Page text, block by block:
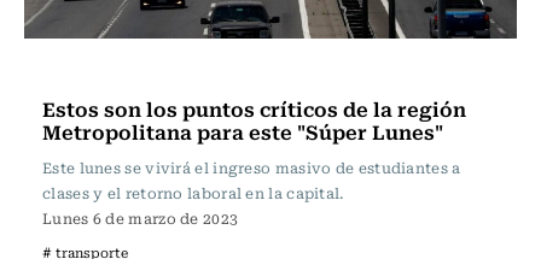
Estos son los puntos críticos de la región
Metropolitana para este "Súper Lunes"
Este lunes se vivirá el ingreso masivo de estudiantes a
clases y el retorno laboral en la capital.
Lunes 6 de marzo de 2023
# transporte